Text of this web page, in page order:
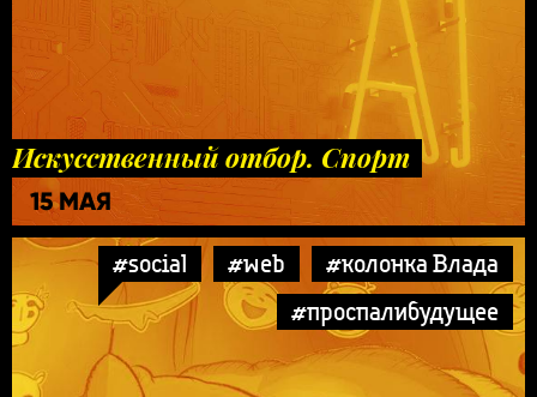
Искусственный отбор. Спорт
15 МАЯ
#social #web
#колонка Влада
#проспалибудущее